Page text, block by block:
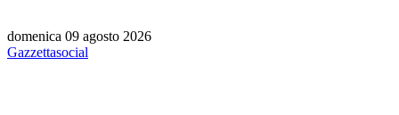
domenica 09 agosto 2026
Gazzettasocial